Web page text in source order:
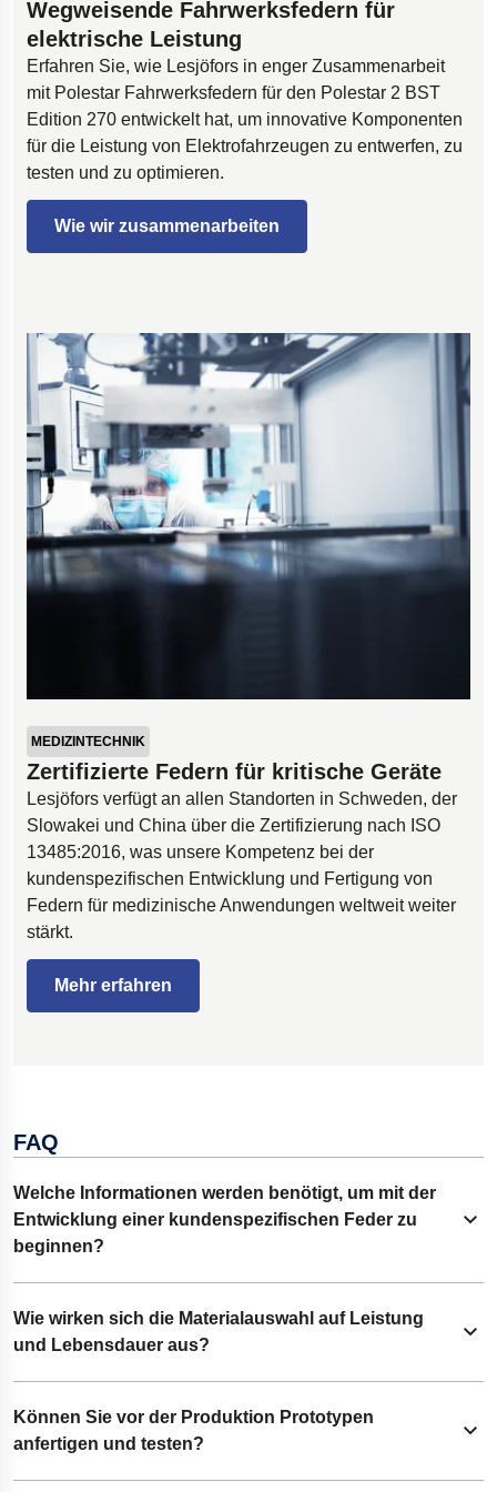
Wegweisende Fahrwerksfedern für
elektrische Leistung
Erfahren Sie, wie Lesjöfors in enger Zusammenarbeit
mit Polestar Fahrwerksfedern für den Polestar 2 BST
Edition 270 entwickelt hat, um innovative Komponenten
für die Leistung von Elektrofahrzeugen zu entwerfen, zu
testen und zu optimieren.
Wie wir zusammenarbeiten
MEDIZINTECHNIK
Zertifizierte Federn für kritische Geräte
Lesjöfors verfügt an allen Standorten in Schweden, der
Slowakei und China über die Zertifizierung nach ISO
13485:2016, was unsere Kompetenz bei der
kundenspezifischen Entwicklung und Fertigung von
Federn für medizinische Anwendungen weltweit weiter
stärkt.
Mehr erfahren
FAQ
Welche Informationen werden benötigt, um mit der
Entwicklung einer kundenspezifischen Feder zu
beginnen?
Inhalt erweitern
Zu den wichtigsten Details gehören Anwendung,
Belastungen, Platzverhältnisse, Umgebung und
anhand von Mustern oder Zielvorgaben entwickeln.
Wie wirken sich die Materialauswahl auf Leistung
und Lebensdauer aus?
Inhalt erweitern
Das Material beeinflusst Festigkeit, Korrosionsschutz,
Temperaturgrenzen und Ermüdungslebensdauer. Unsere
Können Sie vor der Produktion Prototypen
anfertigen und testen?
Inhalt erweitern